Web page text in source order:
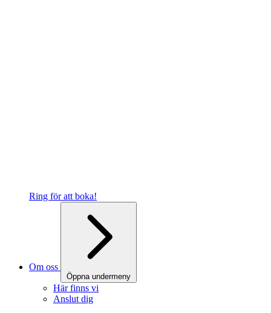
Ring för att boka!
Om oss
Öppna undermeny
Här finns vi
Anslut dig